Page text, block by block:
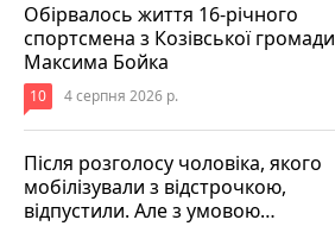
Обірвалось життя 16-річного
спортсмена з Козівської громади
Максима Бойка
10 4 серпня 2026 р.
Після розголосу чоловіка, якого
мобілізували з відстрочкою,
відпустили. Але з умовою…